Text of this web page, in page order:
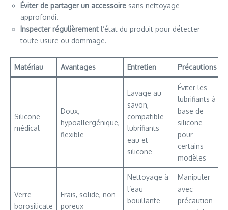
Éviter de partager un accessoire sans nettoyage
approfondi.
Inspecter régulièrement l’état du produit pour détecter
toute usure ou dommage.
Matériau Avantages Entretien Précautions
Silicone
médical
Doux,
hypoallergénique,
flexible
Lavage au
savon,
compatible
lubrifiants
eau et
silicone
Éviter les
lubrifiants à
base de
silicone
pour
certains
modèles
Verre
borosilicate
Frais, solide, non
poreux
Nettoyage à
l’eau
bouillante
Manipuler
avec
précaution